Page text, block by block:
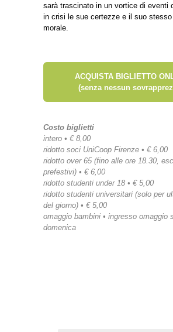
sarà trascinato in un vortice di eventi
in crisi le sue certezze e il suo stesso
morale.
ACQUISTA BIGLIETTO
(senza nessun
Costo biglietti
intero • € 8,00
ridotto soci UniCoop Firenze • € 6,00
ridotto over 65 (fino alle ore 18.30,
prefestivi) • € 6,00
ridotto studenti under 18 • € 5,00
ridotto studenti universitari (solo per
del giorno) • € 5,00
omaggio bambini • ingresso omaggio
domenica